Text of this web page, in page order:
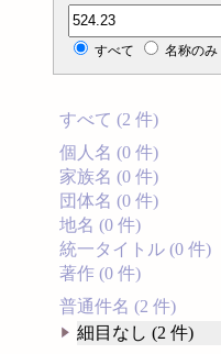
分類記号検索
すべて 名称のみ
すべて (2 件)
個人名 (0 件)
家族名 (0 件)
団体名 (0 件)
地名 (0 件)
統一タイトル (0 件)
著作 (0 件)
普通件名 (2 件)
細目なし (2 件)